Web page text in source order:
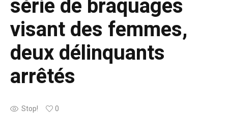
série de braquages
visant des femmes,
deux délinquants
arrêtés
Stop! 0